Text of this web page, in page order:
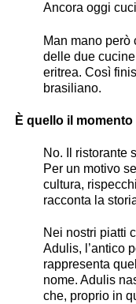
Ancora oggi
Man mano però
delle due
eritrea. Così
brasiliano.
È quello il
No. Il ristorante
Per un motivo
cultura,
racconta la
Nei nostri piatti
Adulis, l’antico
rappresenta
nome. Adulis
che, proprio in